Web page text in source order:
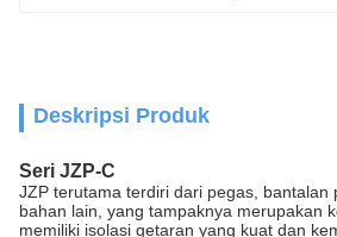
Deskripsi Produk
Seri JZP-C
JZP terutama terdiri dari pegas, bantalan
bahan lain, yang tampaknya merupakan
memiliki isolasi getaran yang kuat dan